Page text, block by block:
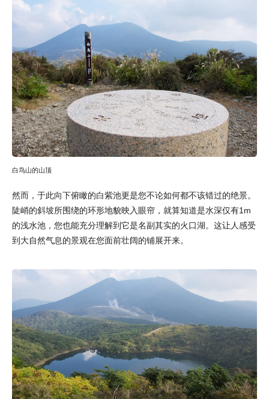
白鸟山的山顶
然而，于此向下俯瞰的白紫池更是您不论如何都不该错过的绝景。
陡峭的斜坡所围绕的环形地貌映入眼帘，就算知道是水深仅有1m
的浅水池，您也能充分理解到它是名副其实的火口湖。这让人感受
到大自然气息的景观在您面前壮阔的铺展开来。